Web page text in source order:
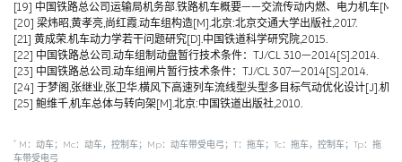
[19] 中国铁路总公司运输局机务部.铁路机车概要——交流传动内燃、电力机车[M].
[20] 梁炜昭,黄孝亮,尚红霞.动车组构造[M].北京:北京交通大学出版社,2017.
[21] 黄成荣.机车动力学若干问题研究[D].中国铁道科学研究院,2015.
[22] 中国铁路总公司.动车组制动盘暂行技术条件：TJ/CL 310—2014[S].2014.
[23] 中国铁路总公司.动车组闸片暂行技术条件：TJ/CL 307—2014[S].2014.
[24] 于梦阁,张继业,张卫华.横风下高速列车流线型头型多目标气动优化设计[J].机
[25] 鲍维千,机车总体与转向架[M].北京:中国铁道出版社,2010.
* M：动车；Mc：动车，控制车；Mp：动车带受电弓；T：拖车；Tc：拖车，控制车；Tp：拖
车带受电弓